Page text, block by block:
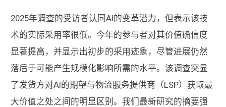
2025年调查的受访者认同AI的变革潜力，但表示该技
术的实际采用率很低。今年的参与者对其价值确信度
显著提高，并显示出初步的采用迹象，尽管进展仍然
落后于可能产生规模化影响所需的水平。该调查突显
了发货方对AI的期望与物流服务提供商（LSP）获取最
大价值之处之间的明显区别。我们最新研究的摘要强